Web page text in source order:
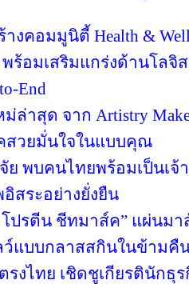
างคอมมูนิตี้ Health &
ร้อมเสริมแกร่งด้านโลจิ
End
ล่าสุด จาก Artistry
สวยมั่นใจในแบบคุณ
ย พบคนไทยพร้อมเป็นเ
สระอย่างยั่งยืน
โปรตีน ชีทมาส์ค” แผ่นม
ว์แบบกลาสสกินในข้ามคื
งไทย เชิดชูเกียรตินักธุ